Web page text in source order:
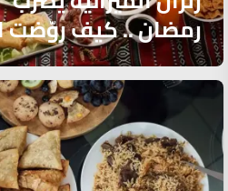
رمضان .. كيف
الصائمين؟